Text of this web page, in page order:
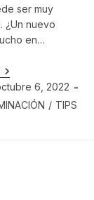
ser muy
¿Un nuevo
en…
¡HOT
SALE
En
Tecnolite!
6, 2022
/ TIPS